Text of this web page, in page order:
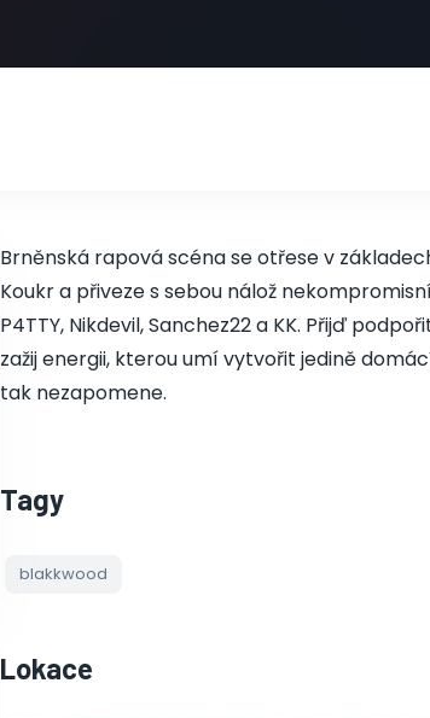
Brněnská rapová scéna se otřese v
Koukr a přiveze s sebou nálož
P4TTY, Nikdevil, Sanchez22 a KK. Přijď
zažij energii, kterou umí vytvořit jedině
tak nezapomene.
Tagy
blakkwood
Lokace